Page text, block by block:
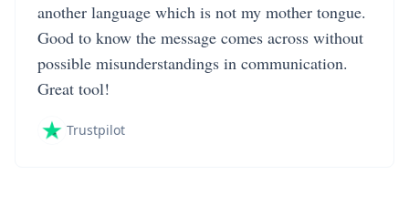
another language which is not my mother tongue.
Good to know the message comes across without
possible misunderstandings in communication.
Great tool!
Trustpilot